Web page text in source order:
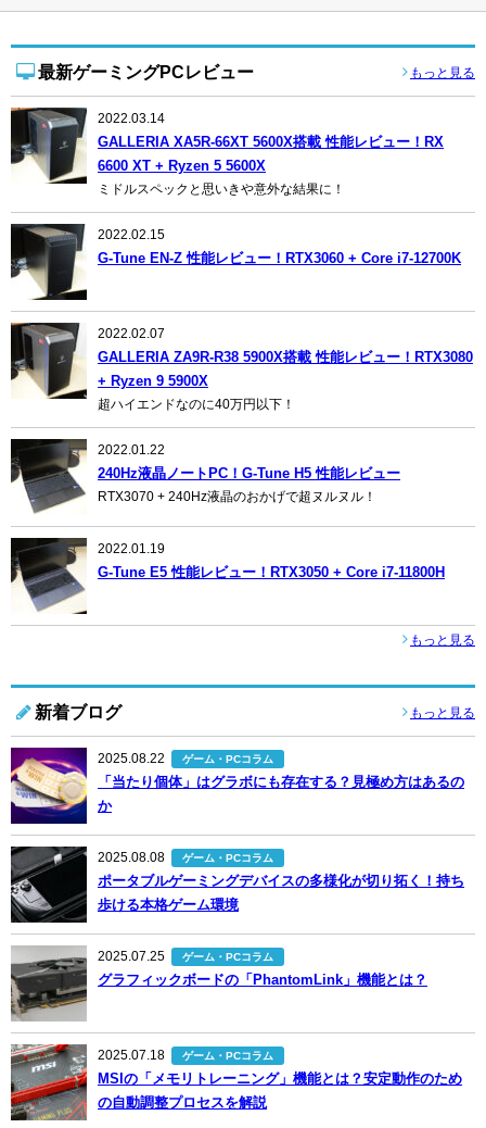
最新ゲーミングPCレビュー もっと見る
2022.03.14
GALLERIA XA5R-66XT 5600X搭載 性能レビュー！RX
6600 XT + Ryzen 5 5600X
ミドルスペックと思いきや意外な結果に！
2022.02.15
G-Tune EN-Z 性能レビュー！RTX3060 + Core i7-12700K
2022.02.07
GALLERIA ZA9R-R38 5900X搭載 性能レビュー！RTX3080
+ Ryzen 9 5900X
超ハイエンドなのに40万円以下！
2022.01.22
240Hz液晶ノートPC！G-Tune H5 性能レビュー
RTX3070 + 240Hz液晶のおかげで超ヌルヌル！
2022.01.19
G-Tune E5 性能レビュー！RTX3050 + Core i7-11800H
もっと見る
新着ブログ もっと見る
2025.08.22 ゲーム・PCコラム
「当たり個体」はグラボにも存在する？見極め方はあるの
か
2025.08.08 ゲーム・PCコラム
ポータブルゲーミングデバイスの多様化が切り拓く！持ち
歩ける本格ゲーム環境
2025.07.25 ゲーム・PCコラム
グラフィックボードの「PhantomLink」機能とは？
2025.07.18 ゲーム・PCコラム
MSIの「メモリトレーニング」機能とは？安定動作のため
の自動調整プロセスを解説